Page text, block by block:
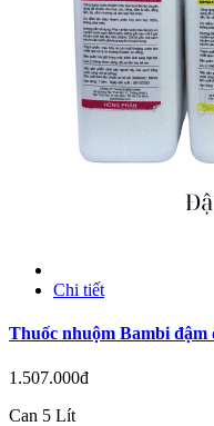
Chi tiết
Thuốc nhuộm Bambi đậm
1.507.000đ
Can 5 Lít